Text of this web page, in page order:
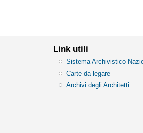
Link utili
Sistema Archivistico
Carte da legare
Archivi degli Architetti